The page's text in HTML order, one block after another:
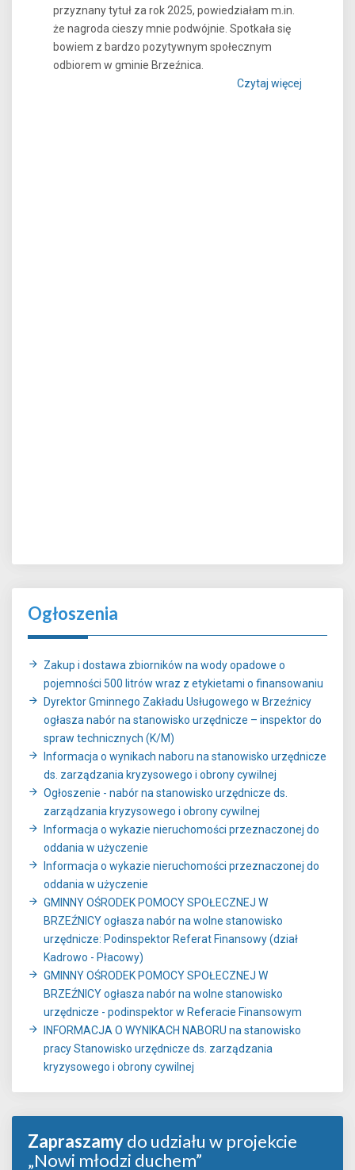
przyznany tytuł za rok 2025, powiedziałam m.in.
że nagroda cieszy mnie podwójnie. Spotkała się
bowiem z bardzo pozytywnym społecznym
odbiorem w gminie Brzeźnica.
Czytaj więcej
Ogłoszenia
Zakup i dostawa zbiorników na wody opadowe o
pojemności 500 litrów wraz z etykietami o finansowaniu
Dyrektor Gminnego Zakładu Usługowego w Brzeźnicy
ogłasza nabór na stanowisko urzędnicze – inspektor do
spraw technicznych (K/M)
Informacja o wynikach naboru na stanowisko urzędnicze
ds. zarządzania kryzysowego i obrony cywilnej
Ogłoszenie - nabór na stanowisko urzędnicze ds.
zarządzania kryzysowego i obrony cywilnej
Informacja o wykazie nieruchomości przeznaczonej do
oddania w użyczenie
Informacja o wykazie nieruchomości przeznaczonej do
oddania w użyczenie
GMINNY OŚRODEK POMOCY SPOŁECZNEJ W
BRZEŹNICY ogłasza nabór na wolne stanowisko
urzędnicze: Podinspektor Referat Finansowy (dział
Kadrowo - Płacowy)
GMINNY OŚRODEK POMOCY SPOŁECZNEJ W
BRZEŹNICY ogłasza nabór na wolne stanowisko
urzędnicze - podinspektor w Referacie Finansowym
INFORMACJA O WYNIKACH NABORU na stanowisko
pracy Stanowisko urzędnicze ds. zarządzania
kryzysowego i obrony cywilnej
Zapraszamydo udziału w projekcie
„Nowi młodzi duchem”